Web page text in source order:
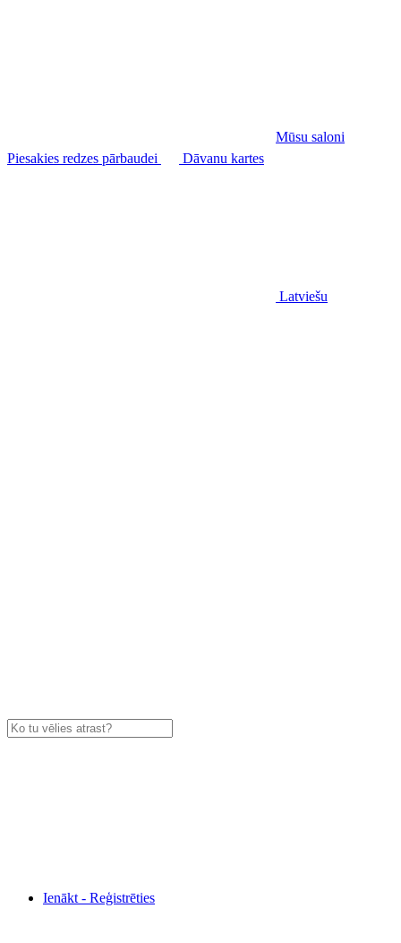
Mūsu saloni
Piesakies redzes pārbaudei
Dāvanu kartes
Latviešu
Ienākt - Reģistrēties